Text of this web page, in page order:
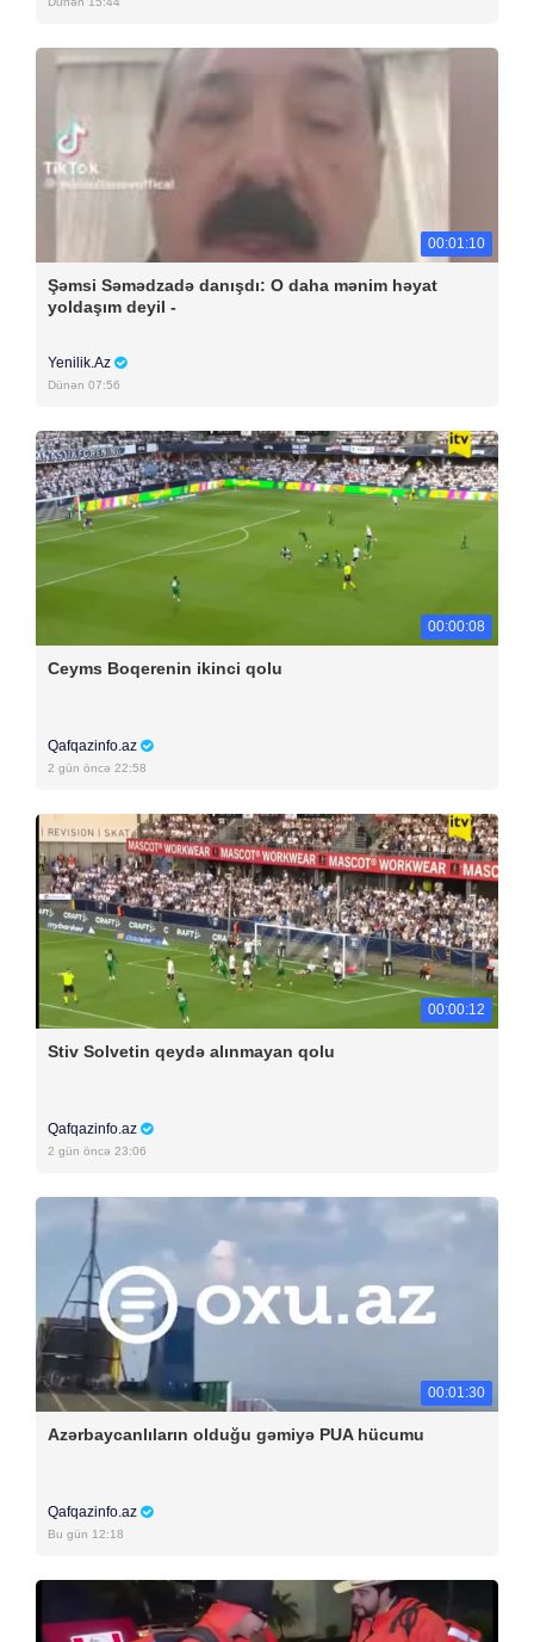
00:01:10
Şəmsi Səmədzadə danışdı: O daha mənim həyat
yoldaşım deyil -
Yenilik.Az
Dünən 07:56
00:00:08
Ceyms Boqerenin ikinci qolu
Qafqazinfo.az
2 gün öncə 22:58
00:00:12
Stiv Solvetin qeydə alınmayan qolu
Qafqazinfo.az
2 gün öncə 23:06
00:01:30
Azərbaycanlıların olduğu gəmiyə PUA hücumu
Qafqazinfo.az
Bu gün 12:18